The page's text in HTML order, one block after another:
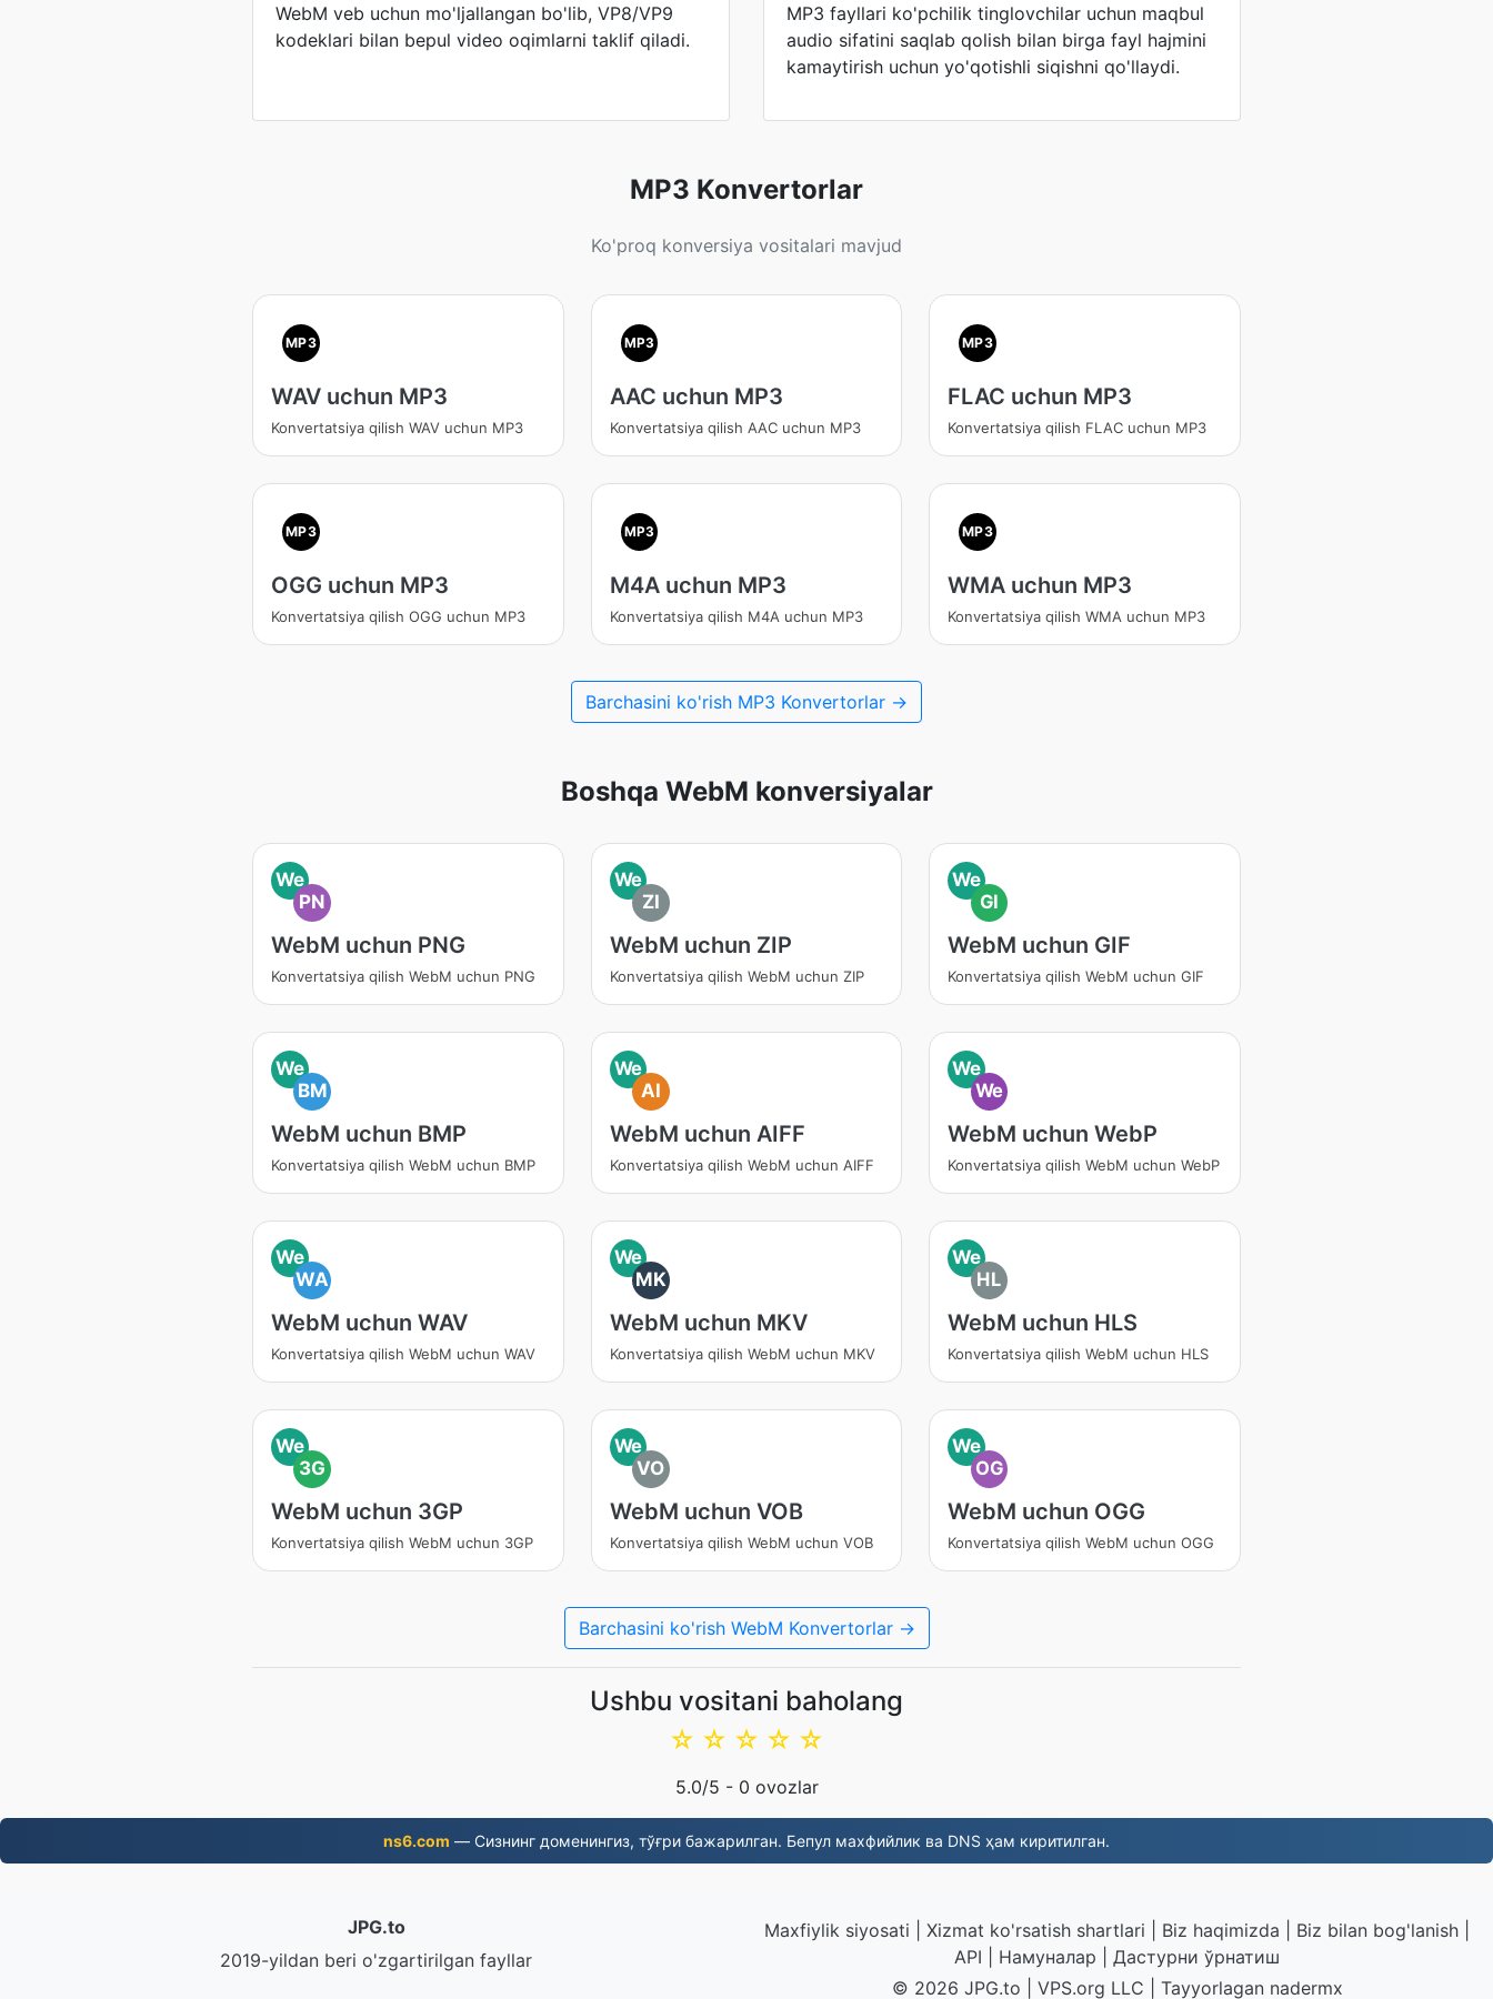
WebM veb uchun mo'ljallangan bo'lib, VP8/VP9
kodeklari bilan bepul video oqimlarni taklif qiladi.
MP3 fayllari ko'pchilik tinglovchilar uchun maqbul
audio sifatini saqlab qolish bilan birga fayl hajmini
kamaytirish uchun yo'qotishli siqishni qo'llaydi.
MP3 Konvertorlar
Ko'proq konversiya vositalari mavjud
MP3
WAV uchun MP3
Konvertatsiya qilish WAV uchun MP3
MP3
AAC uchun MP3
Konvertatsiya qilish AAC uchun MP3
MP3
FLAC uchun MP3
Konvertatsiya qilish FLAC uchun MP3
MP3
OGG uchun MP3
Konvertatsiya qilish OGG uchun MP3
MP3
M4A uchun MP3
Konvertatsiya qilish M4A uchun MP3
MP3
WMA uchun MP3
Konvertatsiya qilish WMA uchun MP3
Barchasini ko'rish MP3 Konvertorlar →
Boshqa WebM konversiyalar
We
PN
WebM uchun PNG
Konvertatsiya qilish WebM uchun PNG
We
ZI
WebM uchun ZIP
Konvertatsiya qilish WebM uchun ZIP
We
GI
WebM uchun GIF
Konvertatsiya qilish WebM uchun GIF
We
BM
WebM uchun BMP
Konvertatsiya qilish WebM uchun BMP
We
AI
WebM uchun AIFF
Konvertatsiya qilish WebM uchun AIFF
We
We
WebM uchun WebP
Konvertatsiya qilish WebM uchun WebP
We
WA
WebM uchun WAV
Konvertatsiya qilish WebM uchun WAV
We
MK
WebM uchun MKV
Konvertatsiya qilish WebM uchun MKV
We
HL
WebM uchun HLS
Konvertatsiya qilish WebM uchun HLS
We
3G
WebM uchun 3GP
Konvertatsiya qilish WebM uchun 3GP
We
VO
WebM uchun VOB
Konvertatsiya qilish WebM uchun VOB
We
OG
WebM uchun OGG
Konvertatsiya qilish WebM uchun OGG
Barchasini ko'rish WebM Konvertorlar →
Ushbu vositani baholang
☆
☆
☆
☆
☆
5.0/5 - 0 ovozlar
ns6.com — Сизнинг доменингиз, тўғри бажарилган. Бепул махфийлик ва DNS ҳам киритилган.
JPG.to
2019-yildan beri o'zgartirilgan fayllar
Maxfiylik siyosati Xizmat ko'rsatish shartlari Biz haqimizda Biz bilan bog'lanish
API
Намуналар
Дастурни ўрнатиш
© 2026 JPG.to
VPS.org LLC | Tayyorlagan nadermx